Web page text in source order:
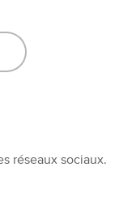
réseaux sociaux.